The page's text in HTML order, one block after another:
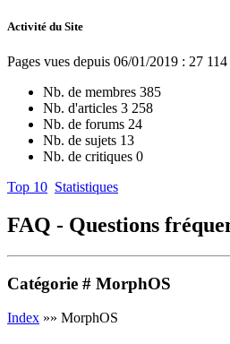
Activité du Site
Pages vues depuis 06/01/2019 : 27
Nb. de membres 385
Nb. d'articles 3 258
Nb. de forums 24
Nb. de sujets 13
Nb. de critiques 0
Top 10 Statistiques
FAQ - Questions
Catégorie # MorphOS
Index »» MorphOS